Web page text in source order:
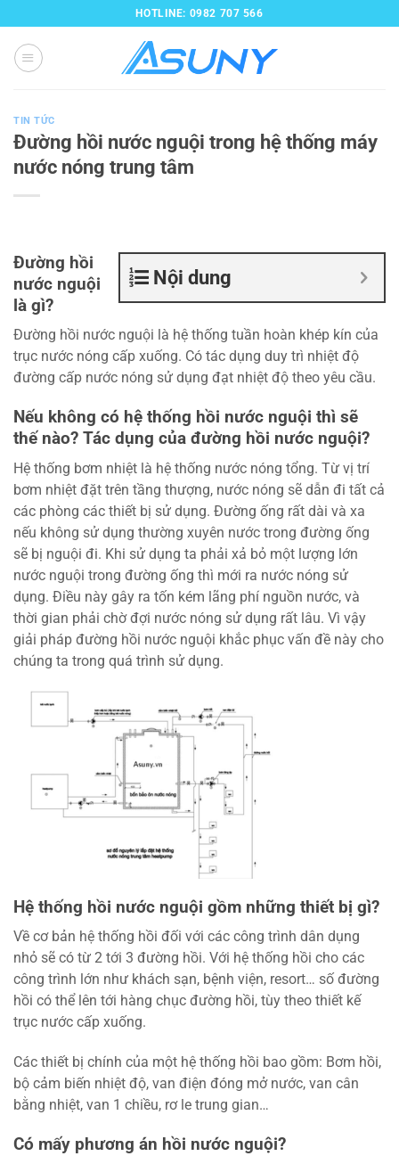
qua
nội
dung
HOTLINE: 0982 707 566
TIN TỨC
Đường hồi nước nguội trong hệ thống máy
nước nóng trung tâm
Nội dung
Đường hồi
nước nguội
là gì?
Đường hồi nước nguội là hệ thống tuần hoàn khép kín của
trục nước nóng cấp xuống. Có tác dụng duy trì nhiệt độ
đường cấp nước nóng sử dụng đạt nhiệt độ theo yêu cầu.
Nếu không có hệ thống hồi nước nguội thì sẽ
thế nào? Tác dụng của đường hồi nước nguội?
Hệ thống bơm nhiệt là hệ thống nước nóng tổng. Từ vị trí
bơm nhiệt đặt trên tầng thượng, nước nóng sẽ dẫn đi tất cả
các phòng các thiết bị sử dụng. Đường ống rất dài và xa
nếu không sử dụng thường xuyên nước trong đường ống
sẽ bị nguội đi. Khi sử dụng ta phải xả bỏ một lượng lớn
nước nguội trong đường ống thì mới ra nước nóng sử
dụng. Điều này gây ra tốn kém lãng phí nguồn nước, và
thời gian phải chờ đợi nước nóng sử dụng rất lâu. Vì vậy
giải pháp đường hồi nước nguội khắc phục vấn đề này cho
chúng ta trong quá trình sử dụng.
Hệ thống hồi nước nguội gồm những thiết bị gì?
Về cơ bản hệ thống hồi đối với các công trình dân dụng
nhỏ sẽ có từ 2 tới 3 đường hồi. Với hệ thống hồi cho các
công trình lớn như khách sạn, bệnh viện, resort… số đường
hồi có thể lên tới hàng chục đường hồi, tùy theo thiết kế
trục nước cấp xuống.
Các thiết bị chính của một hệ thống hồi bao gồm: Bơm hồi,
bộ cảm biến nhiệt độ, van điện đóng mở nước, van cân
bằng nhiệt, van 1 chiều, rơ le trung gian…
Có mấy phương án hồi nước nguội?